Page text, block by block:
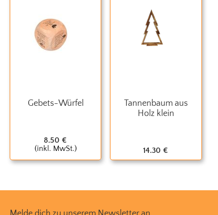
Gebets-Würfel
8.50 €
(inkl. MwSt.)
Tannenbaum aus
Holz klein
14.30 €